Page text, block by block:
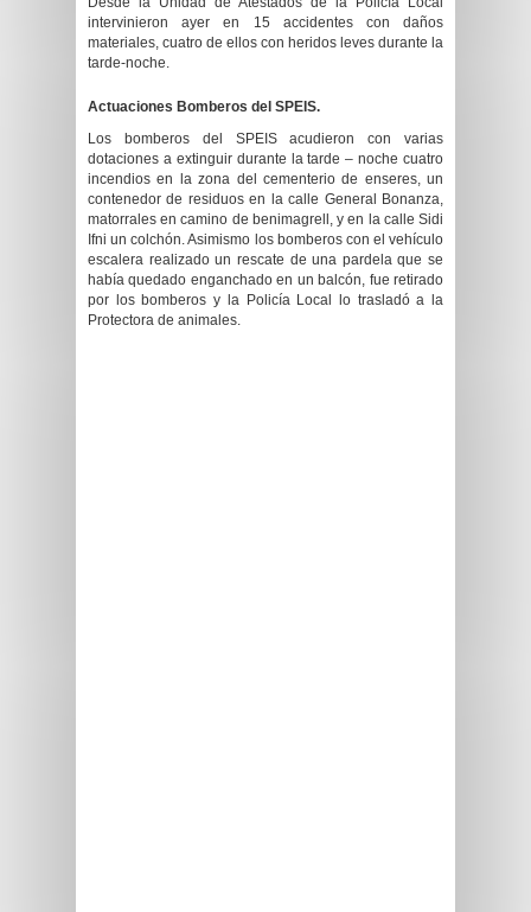
intervinieron ayer en 15 accidentes con daños
materiales, cuatro de ellos con heridos leves durante la
tarde-noche.
Actuaciones Bomberos del SPEIS.
Los bomberos del SPEIS acudieron con varias
dotaciones a extinguir durante la tarde – noche cuatro
incendios en la zona del cementerio de enseres, un
contenedor de residuos en la calle General Bonanza,
matorrales en camino de benimagrell, y en la calle Sidi
Ifni un colchón. Asimismo los bomberos con el vehículo
escalera realizado un rescate de una pardela que se
había quedado enganchado en un balcón, fue retirado
por los bomberos y la Policía Local lo trasladó a la
Protectora de animales.